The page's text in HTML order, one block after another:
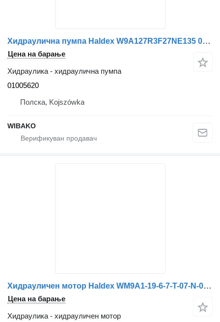
Хидраулична пумпа Haldex W9A127R3F27NE135 01005620
Цена на барање
Хидраулика - хидраулична пумпа
01005620
Полска, Kojszówka
WIBAKO
Хидрауличен мотор Haldex WM9A1-19-6-7-T-07-N-001M 03995568
Цена на барање
Хидраулика - хидрауличен мотор